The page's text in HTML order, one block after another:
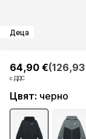
Деца
64,90 €
с ДДС
64,90 €
с ДДС
Цвят: черно